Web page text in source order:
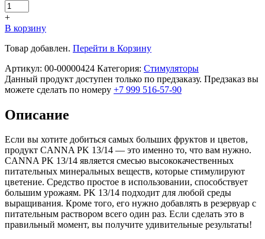
+
В корзину
Товар добавлен. Перейти в Корзину
Артикул: 00-00000424 Категория: Стимуляторы
Данный продукт доступен только по предзаказу. Предзаказ вы
можете сделать по номеру +7 999 516-57-90
Описание
Если вы хотите добиться самых больших фруктов и цветов,
продукт CANNA PK 13/14 — это именно то, что вам нужно.
CANNA PK 13/14 является смесью высококачественных
питательных минеральных веществ, которые стимулируют
цветение. Средство простое в использовании, способствует
большим урожаям. PK 13/14 подходит для любой среды
выращивания. Кроме того, его нужно добавлять в резервуар с
питательным раствором всего один раз. Если сделать это в
правильный момент, вы получите удивительные результаты!